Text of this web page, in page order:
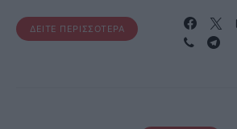
ΔΕΊΤΕ ΠΕΡΙΣΣΌΤΕΡΑ